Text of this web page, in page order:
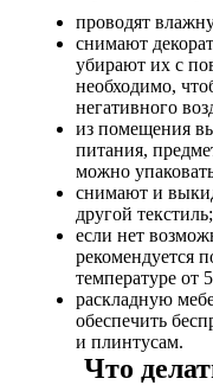
проводят
снимают
убирают их с
необходимо,
негативного
из помещения
питания,
можно
снимают и
другой текстиль;
если нет
рекомендуется
температуре от
раскладную
обеспечить
и плинтусам.
Что